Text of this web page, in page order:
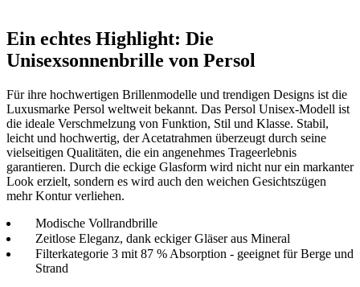
Ein echtes Highlight: Die
Unisexsonnenbrille von Persol
Für ihre hochwertigen Brillenmodelle und trendigen Designs ist die
Luxusmarke Persol weltweit bekannt. Das Persol Unisex-Modell ist
die ideale Verschmelzung von Funktion, Stil und Klasse. Stabil,
leicht und hochwertig, der Acetatrahmen überzeugt durch seine
vielseitigen Qualitäten, die ein angenehmes Trageerlebnis
garantieren. Durch die eckige Glasform wird nicht nur ein markanter
Look erzielt, sondern es wird auch den weichen Gesichtszügen
mehr Kontur verliehen.
Modische Vollrandbrille
Zeitlose Eleganz, dank eckiger Gläser aus Mineral
Filterkategorie 3 mit 87 % Absorption - geeignet für Berge und
Strand